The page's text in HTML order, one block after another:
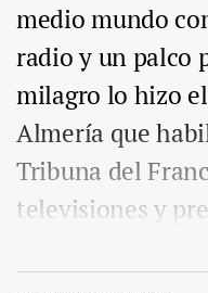
medio mundo
radio y un palco
milagro lo hizo
Almería que
Tribuna del
televisiones y